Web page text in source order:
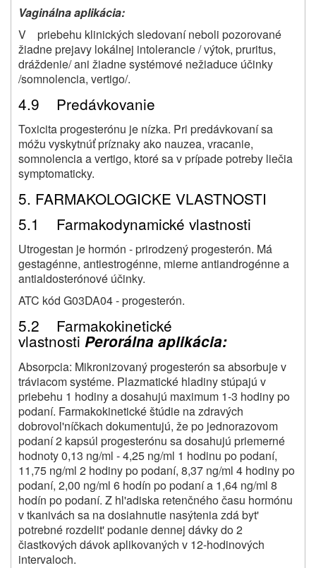
Vaginálna aplikácia:
V priebehu klinických sledovaní neboli pozorované
žiadne prejavy lokálnej intolerancie / výtok, pruritus,
dráždenie/ ani žiadne systémové nežiaduce účinky
/somnolencia, vertigo/.
4.9 Predávkovanie
Toxicita progesterónu je nízka. Pri predávkovaní sa
móžu vyskytnúť príznaky ako nauzea, vracanie,
somnolencia a vertigo, ktoré sa v prípade potreby liečia
symptomaticky.
5. FARMAKOLOGICKE VLASTNOSTI
5.1 Farmakodynamické vlastnosti
Utrogestan je hormón - prirodzený progesterón. Má
gestagénne, antiestrogénne, mierne antiandrogénne a
antialdosterónové účinky.
ATC kód G03DA04 - progesterón.
5.2 Farmakokinetické
vlastnosti Perorálna aplikácia:
Absorpcia: Mikronizovaný progesterón sa absorbuje v
tráviacom systéme. Plazmatické hladiny stúpajú v
priebehu 1 hodiny a dosahujú maximum 1-3 hodiny po
podaní. Farmakokinetické štúdie na zdravých
dobrovol'níčkach dokumentujú, že po jednorazovom
podaní 2 kapsúl progesterónu sa dosahujú priemerné
hodnoty 0,13 ng/ml - 4,25 ng/ml 1 hodinu po podaní,
11,75 ng/ml 2 hodiny po podaní, 8,37 ng/ml 4 hodiny po
podaní, 2,00 ng/ml 6 hodín po podaní a 1,64 ng/ml 8
hodín po podaní. Z hl'adiska retenčného času hormónu
v tkanivách sa na dosiahnutie nasýtenia zdá byt'
potrebné rozdelit' podanie dennej dávky do 2
čiastkových dávok aplikovaných v 12-hodinových
intervaloch.